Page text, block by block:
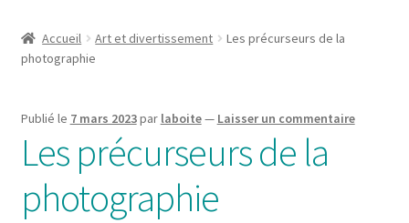
Account
Login
Password Reset
Register
Accueil Art et divertissement
Les précurseurs de la
photographie
Publié le 7 mars 2023par laboite— Laisser un commentaire
Les précurseurs de la
photographie